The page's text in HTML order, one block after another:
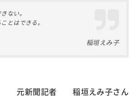
ない。
とはできる。
稲垣えみ子
元新聞記者 稲垣えみ子さん